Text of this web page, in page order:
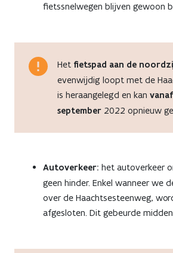
fietssnelwegen blijven gewoon
Het fietspad aan de
evenwijdig loopt met de
is heraangelegd en kan vanaf
september 2022 opnieuw
Autoverkeer: het autoverkeer
geen hinder. Enkel wanneer we
over de Haachtsesteenweg,
afgesloten. Dit gebeurde